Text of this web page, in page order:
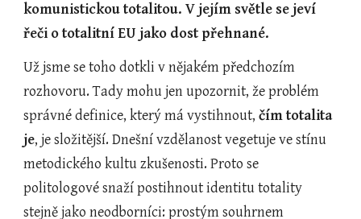
komunistickou totalitou. V jejím světle se jeví
řeči o totalitní EU jako dost přehnané.
Už jsme se toho dotkli v nějakém předchozím
rozhovoru. Tady mohu jen upozornit, že problém
správné definice, který má vystihnout, čím totalita
je, je složitější. Dnešní vzdělanost vegetuje ve stínu
metodického kultu zkušenosti. Proto se
politologové snaží postihnout identitu totality
stejně jako neodborníci: prostým souhrnem